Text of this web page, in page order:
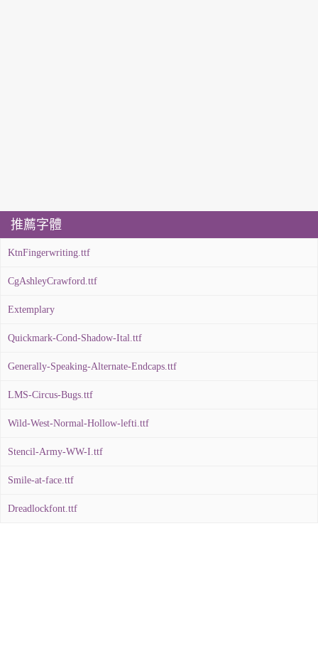
推薦字體
KtnFingerwriting.ttf
CgAshleyCrawford.ttf
Extemplary
Quickmark-Cond-Shadow-Ital.ttf
Generally-Speaking-Alternate-Endcaps.ttf
LMS-Circus-Bugs.ttf
Wild-West-Normal-Hollow-lefti.ttf
Stencil-Army-WW-I.ttf
Smile-at-face.ttf
Dreadlockfont.ttf